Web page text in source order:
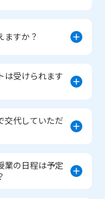
ますか？
は受けられます
交代していただ
業の日程は予定